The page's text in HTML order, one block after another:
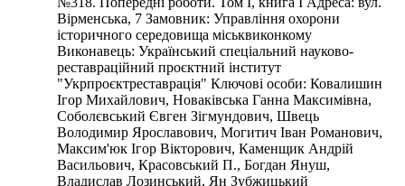
Вірменська, 7 Замовник: Управління охорони
історичного середовища міськвиконкому
Виконавець: Український спеціальний науково-
реставраційний проєктний інститут
"Укрпроєктреставрація" Ключові особи: Ковалишин
Ігор Михайлович, Новаківська Ганна Максимівна,
Соболєвський Євген Зігмундович, Швець
Володимир Ярославович, Могитич Іван Романович,
Максим'юк Ігор Вікторович, Каменщик Андрій
Васильович, Красовський П., Богдан Януш,
Владислав Лозинський, Ян Зубжицький